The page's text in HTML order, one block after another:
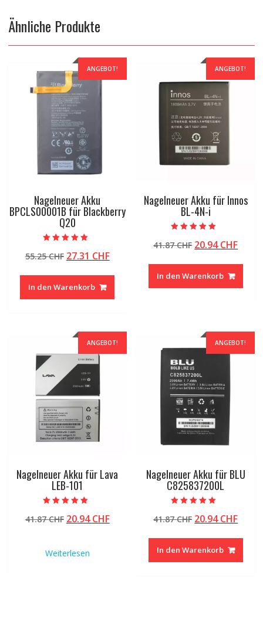
Ähnliche Produkte
ANGEBOT!
Nagelneuer Akku
BPCLS00001B für Blackberry
Q20
5.00
von 5
55.25CHF Ursprünglicher
war:
55.25 CHF
27.31 CHFAktueller
In den Warenkorb
ANGEBOT!
Nagelneuer Akku für Innos
BL-4N-i
5.00
von 5
41.87CHF Ursprünglicher
war:
41.87 CHF
20.94CHF
In den Warenkorb
ANGEBOT!
Nagelneuer Akku für Lava
LEB-101
5.00
von 5
41.87CHF Ursprünglicher
41.87 CHF
20.94CHFAktueller
Weiterlesen
ANGEBOT!
Nagelneuer Akku für BLU
C825837200L
5.00
von 5
41.87CHF Ursprünglicher
war:
41.87 CHF
20.94CHF
In den Warenkorb